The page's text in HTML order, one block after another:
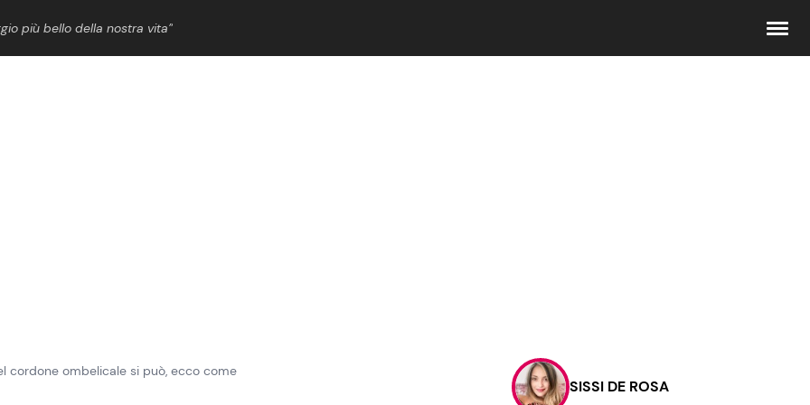
più bello della nostra vita”
Contattaci
Pubblicità
cordone ombelicale si può, ecco come
SISSI DE ROSA